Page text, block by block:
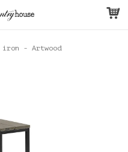
iron - Artwood